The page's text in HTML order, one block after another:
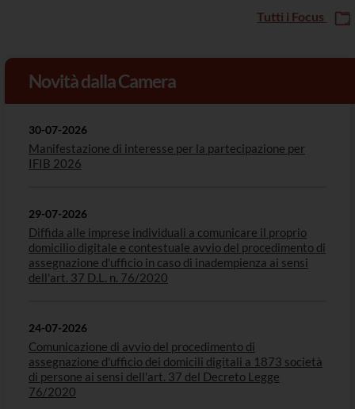
Tutti i Focus
Novità dalla Camera
30-07-2026
Manifestazione di interesse per la partecipazione per
IFIB 2026
29-07-2026
Diffida alle imprese individuali a comunicare il proprio
domicilio digitale e contestuale avvio del procedimento di
assegnazione d'ufficio in caso di inadempienza ai sensi
dell'art. 37 D.L. n. 76/2020
24-07-2026
Comunicazione di avvio del procedimento di
assegnazione d'ufficio dei domicili digitali a 1873 società
di persone ai sensi dell'art. 37 del Decreto Legge
76/2020